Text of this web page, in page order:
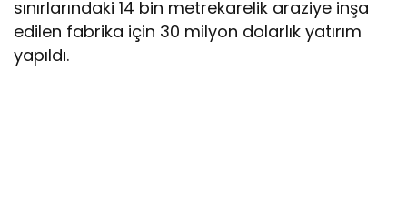
sınırlarındaki 14 bin metrekarelik araziye inşa
edilen fabrika için 30 milyon dolarlık yatırım
yapıldı.